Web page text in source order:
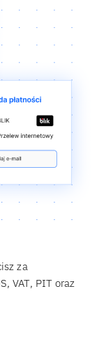
za
VAT, PIT oraz